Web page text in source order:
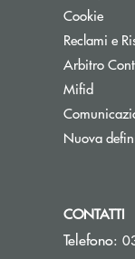
Cookie
Reclami e
Arbitro
Mifid
Nuova
CONTATTI
Telefono: